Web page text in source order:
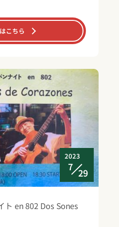
こちら
2023
7
29
ト en 802 Dos Sones